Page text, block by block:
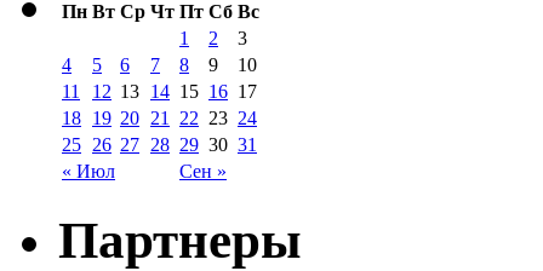
Пн Вт Ср Чт Пт Сб Вс
« Июл Сен »
1 2
3
4
5 6 7 8 9
10
11
12 13 14 15 16 17
18 19 20 21 22 23 24
25 26 27 28 29 30 31
Партнеры